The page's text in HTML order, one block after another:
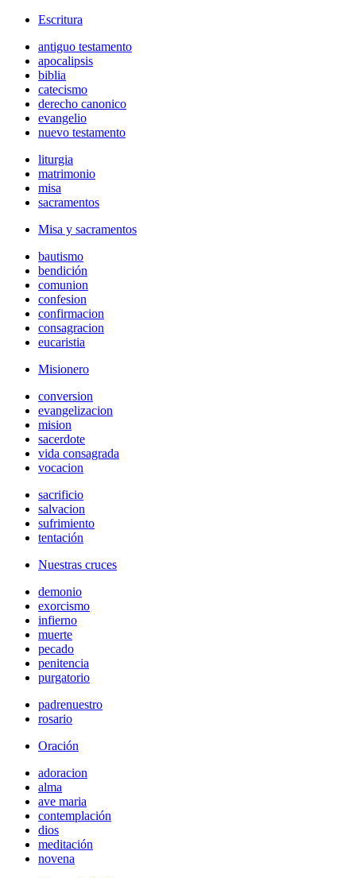
Escritura
antiguo testamento
apocalipsis
biblia
catecismo
derecho canonico
evangelio
nuevo testamento
liturgia
matrimonio
misa
sacramentos
Misa y sacramentos
bautismo
bendición
comunion
confesion
confirmacion
consagracion
eucaristia
Misionero
conversion
evangelizacion
mision
sacerdote
vida consagrada
vocacion
sacrificio
salvacion
sufrimiento
tentación
Nuestras cruces
demonio
exorcismo
infierno
muerte
pecado
penitencia
purgatorio
padrenuestro
rosario
Oración
adoracion
alma
ave maria
contemplación
dios
meditación
novena